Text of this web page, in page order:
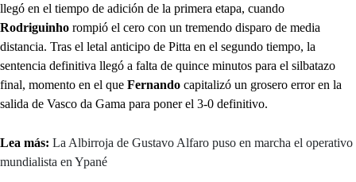
llegó en el tiempo de adición de la primera etapa, cuando
Rodriguinho rompió el cero con un tremendo disparo de media
distancia. Tras el letal anticipo de Pitta en el segundo tiempo, la
sentencia definitiva llegó a falta de quince minutos para el silbatazo
final, momento en el que Fernando capitalizó un grosero error en la
salida de Vasco da Gama para poner el 3-0 definitivo.
Lea más: La Albirroja de Gustavo Alfaro puso en marcha el operativo
mundialista en Ypané